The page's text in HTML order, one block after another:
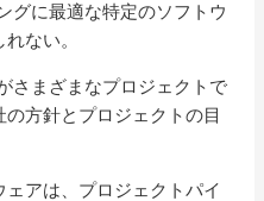
グに最適な特定のソフトウ
ない。
さまざまなプロジェクトで
方針とプロジェクトの目
アは、プロジェクトパイ